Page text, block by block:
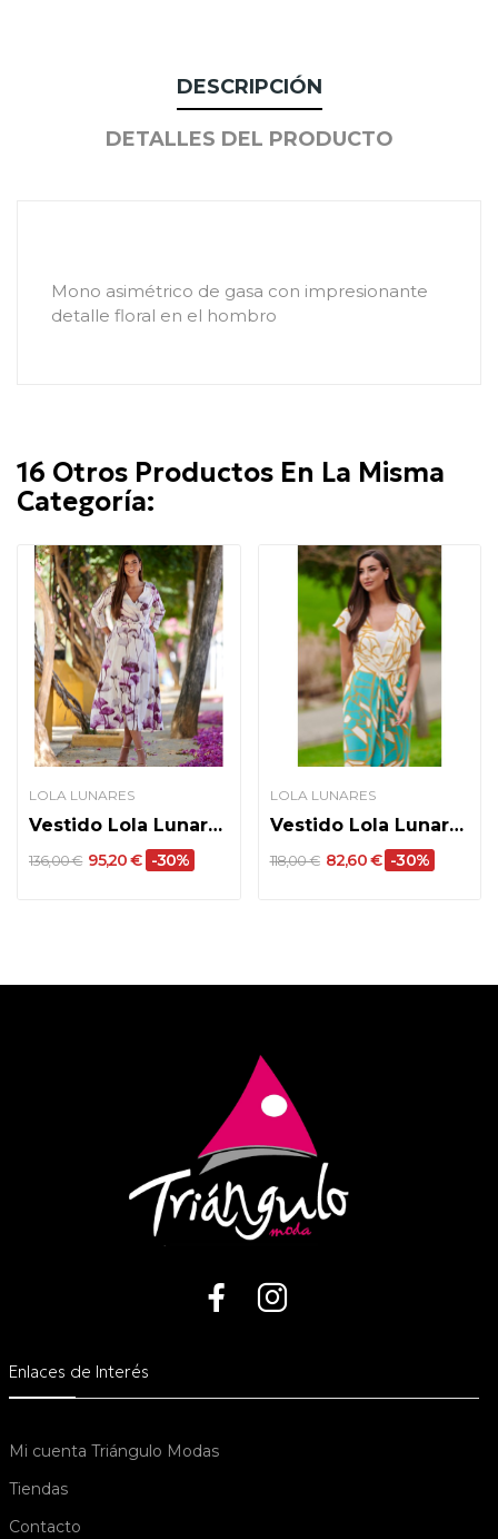
DESCRIPCIÓN
DETALLES DEL PRODUCTO
Mono asimétrico de gasa con impresionante
detalle floral en el hombro
16 Otros Productos En La Misma
Categoría:
LOLA LUNARES
Vestido Lola Lunares modelo 9813
136,00 € 95,20 € -30%
LOLA LUNARES
Vestido Lola Lunares modelo 7821
118,00 € 82,60 € -30%
Enlaces de Interés
Mi cuenta Triángulo Modas
Tiendas
Contacto